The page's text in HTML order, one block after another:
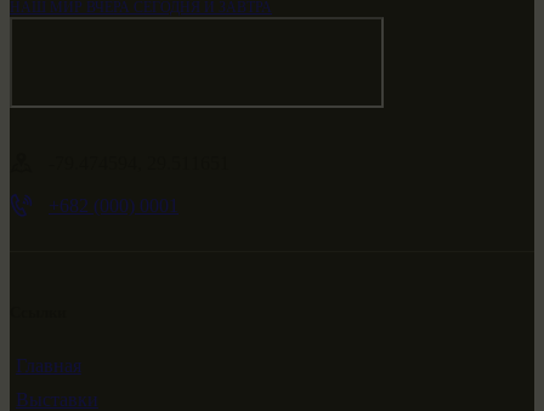
НАШ МИР ВЧЕРА СЕГОДНЯ И ЗАВТРА
+682 (000) 0001
Главная
Выставки